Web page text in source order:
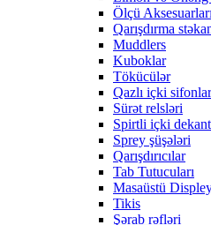
Ölçü Aksesuarları
Qarışdırma
Muddlers
Kuboklar
Tökücülər
Qazlı içki
Sürət relsləri
Spirtli içki
Sprey şüşələri
Qarışdırıcılar
Tab Tutucuları
Masaüstü
Tikis
Şərab rəfləri